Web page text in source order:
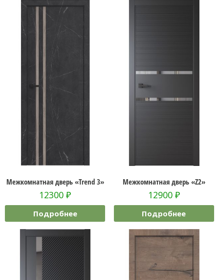
Межкомнатная дверь «Trend 3»
12300₽
Подробнее
Межкомнатная дверь «Z2»
12900 ₽
Подробнее